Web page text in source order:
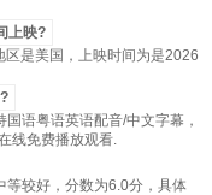
上映?
是美国，上映时间为是2026
语粤语英语配音/中文字幕，
线免费播放观看.
等较好，分数为6.0分，具体